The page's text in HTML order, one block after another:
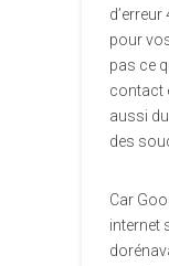
pour
pas ce
contact
aussi
des
Car
internet